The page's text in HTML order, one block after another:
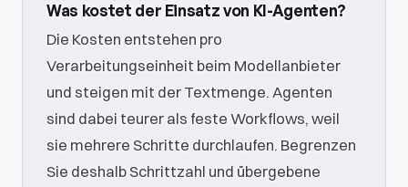
Was kostet der Einsatz von KI-Agenten?
Die Kosten entstehen pro
Verarbeitungseinheit beim Modellanbieter
und steigen mit der Textmenge. Agenten
sind dabei teurer als feste Workflows, weil
sie mehrere Schritte durchlaufen. Begrenzen
Sie deshalb Schrittzahl und übergebene